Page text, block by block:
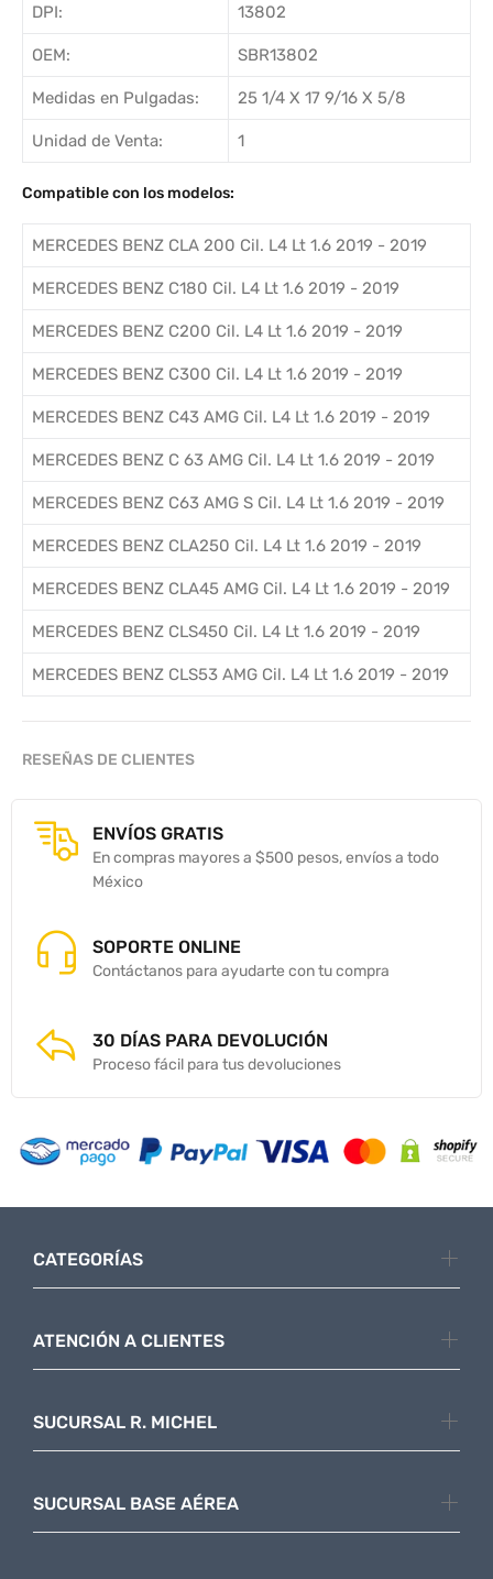
DPI: 13802
OEM: SBR13802
Medidas en Pulgadas: 25 1/4 X 17 9/16 X 5/8
Unidad de Venta: 1
Compatible con los modelos:
MERCEDES BENZ CLA 200 Cil. L4 Lt 1.6 2019 - 2019
MERCEDES BENZ C180 Cil. L4 Lt 1.6 2019 - 2019
MERCEDES BENZ C200 Cil. L4 Lt 1.6 2019 - 2019
MERCEDES BENZ C300 Cil. L4 Lt 1.6 2019 - 2019
MERCEDES BENZ C43 AMG Cil. L4 Lt 1.6 2019 - 2019
MERCEDES BENZ C 63 AMG Cil. L4 Lt 1.6 2019 - 2019
MERCEDES BENZ C63 AMG S Cil. L4 Lt 1.6 2019 - 2019
MERCEDES BENZ CLA250 Cil. L4 Lt 1.6 2019 - 2019
MERCEDES BENZ CLA45 AMG Cil. L4 Lt 1.6 2019 - 2019
MERCEDES BENZ CLS450 Cil. L4 Lt 1.6 2019 - 2019
MERCEDES BENZ CLS53 AMG Cil. L4 Lt 1.6 2019 - 2019
RESEÑAS DE CLIENTES
ENVÍOS GRATIS
En compras mayores a $500 pesos, envíos a todo
México
SOPORTE ONLINE
Contáctanos para ayudarte con tu compra
30 DÍAS PARA DEVOLUCIÓN
Proceso fácil para tus devoluciones
CATEGORÍAS
ATENCIÓN A CLIENTES
SUCURSAL R. MICHEL
SUCURSAL BASE AÉREA